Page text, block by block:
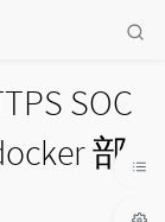
SOC
部